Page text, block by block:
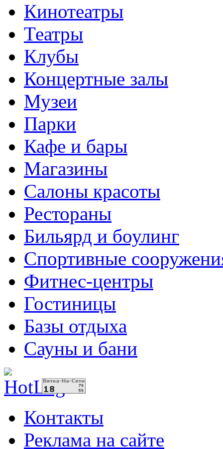
Кинотеатры
Театры
Клубы
Концертные залы
Музеи
Парки
Кафе и бары
Магазины
Салоны красоты
Рестораны
Бильярд и боулинг
Спортивные
Фитнес-центры
Гостиницы
Базы отдыха
Сауны и бани
Контакты
Реклама на сайте